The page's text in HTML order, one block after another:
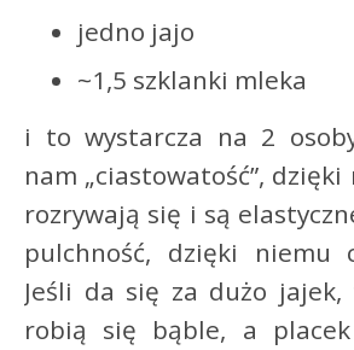
jedno jajo
~1,5 szklanki mleka
i to wystarcza na 2
nam „ciastowatość”,
rozrywają się i są
pulchność, dzięki niemu
Jeśli da się za dużo
robią się bąble, a